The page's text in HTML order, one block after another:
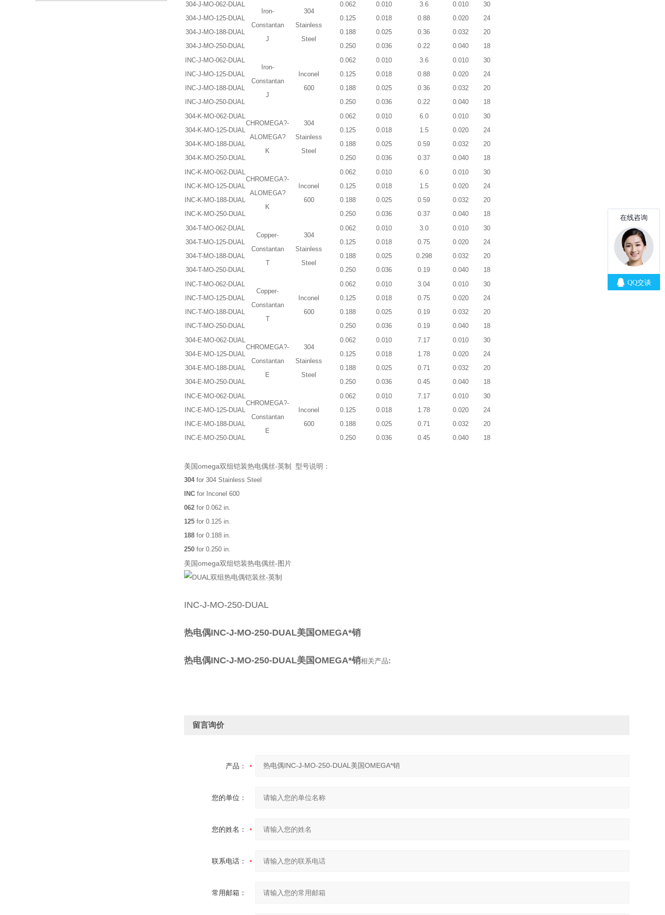
304-J-MO-062-DUAL
304-J-MO-125-DUAL
304-J-MO-188-DUAL
304-J-MO-250-DUAL
Iron-
Constantan
J
304
Stainless
Steel
0.062
0.125
0.188
0.250
0.010
0.018
0.025
0.036
3.6
0.88
0.36
0.22
0.010
0.020
0.032
0.040
30
24
20
18
INC-J-MO-062-DUAL
INC-J-MO-125-DUAL
INC-J-MO-188-DUAL
INC-J-MO-250-DUAL
Iron-
Constantan
J
Inconel
600
0.062
0.125
0.188
0.250
0.010
0.018
0.025
0.036
3.6
0.88
0.36
0.22
0.010
0.020
0.032
0.040
30
24
20
18
304-K-MO-062-DUAL
304-K-MO-125-DUAL
304-K-MO-188-DUAL
304-K-MO-250-DUAL
CHROMEGA?-
ALOMEGA?
K
304
Stainless
Steel
0.062
0.125
0.188
0.250
0.010
0.018
0.025
0.036
6.0
1.5
0.59
0.37
0.010
0.020
0.032
0.040
30
24
20
18
INC-K-MO-062-DUAL
INC-K-MO-125-DUAL
INC-K-MO-188-DUAL
INC-K-MO-250-DUAL
CHROMEGA?-
ALOMEGA?
K
Inconel
600
0.062
0.125
0.188
0.250
0.010
0.018
0.025
0.036
6.0
1.5
0.59
0.37
0.010
0.020
0.032
0.040
30
24
20
18
304-T-MO-062-DUAL
304-T-MO-125-DUAL
304-T-MO-188-DUAL
304-T-MO-250-DUAL
Copper-
Constantan
T
304
Stainless
Steel
0.062
0.125
0.188
0.250
0.010
0.018
0.025
0.036
3.0
0.75
0.298
0.19
0.010
0.020
0.032
0.040
30
24
20
18
INC-T-MO-062-DUAL
INC-T-MO-125-DUAL
INC-T-MO-188-DUAL
INC-T-MO-250-DUAL
Copper-
Constantan
T
Inconel
600
0.062
0.125
0.188
0.250
0.010
0.018
0.025
0.036
3.04
0.75
0.19
0.19
0.010
0.020
0.032
0.040
30
24
20
18
304-E-MO-062-DUAL
304-E-MO-125-DUAL
304-E-MO-188-DUAL
304-E-MO-250-DUAL
CHROMEGA?-
Constantan
E
304
Stainless
Steel
0.062
0.125
0.188
0.250
0.010
0.018
0.025
0.036
7.17
1.78
0.71
0.45
0.010
0.020
0.032
0.040
30
24
20
18
INC-E-MO-062-DUAL
INC-E-MO-125-DUAL
INC-E-MO-188-DUAL
INC-E-MO-250-DUAL
CHROMEGA?-
Constantan
E
Inconel
600
0.062
0.125
0.188
0.250
0.010
0.018
0.025
0.036
7.17
1.78
0.71
0.45
0.010
0.020
0.032
0.040
30
24
20
18
美国omega双组铠装热电偶丝-英制 型号说明：
304for 304 Stainless Steel
INC for Inconel 600
062 for 0.062 in.
125 for 0.125 in.
188 for 0.188 in.
250 for 0.250 in.
美国omega双组铠装热电偶丝-图片
INC-J-MO-250-DUAL
热电偶INC-J-MO-250-DUAL美国OMEGA*销
热电偶INC-J-MO-250-DUAL美国OMEGA*销相关产品:
留言询价
产品：
您的单位：
您的姓名：
联系电话：
常用邮箱：